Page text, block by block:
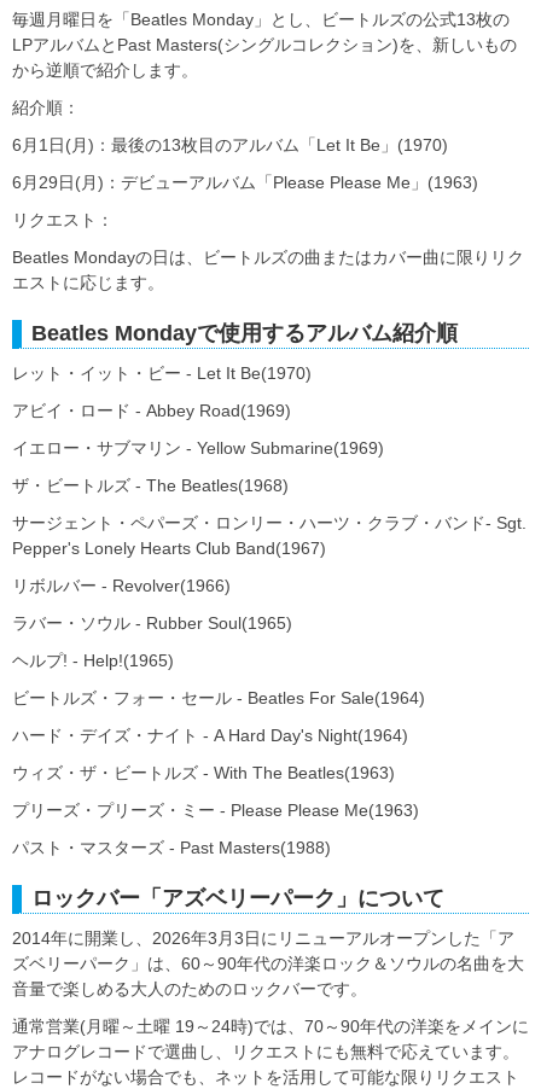
毎週月曜日を「Beatles Monday」とし、ビートルズの公式13枚の
LPアルバムとPast Masters(シングルコレクション)を、新しいもの
から逆順で紹介します。
紹介順：
6月1日(月)：最後の13枚目のアルバム「Let It Be」(1970)
6月29日(月)：デビューアルバム「Please Please Me」(1963)
リクエスト：
Beatles Mondayの日は、ビートルズの曲またはカバー曲に限りリク
エストに応じます。
Beatles Mondayで使用するアルバム紹介順
レット・イット・ビー - Let It Be(1970)
アビイ・ロード - Abbey Road(1969)
イエロー・サブマリン - Yellow Submarine(1969)
ザ・ビートルズ - The Beatles(1968)
サージェント・ペパーズ・ロンリー・ハーツ・クラブ・バンド- Sgt.
Pepper's Lonely Hearts Club Band(1967)
リボルバー - Revolver(1966)
ラバー・ソウル - Rubber Soul(1965)
ヘルプ! - Help!(1965)
ビートルズ・フォー・セール - Beatles For Sale(1964)
ハード・デイズ・ナイト - A Hard Day's Night(1964)
ウィズ・ザ・ビートルズ - With The Beatles(1963)
プリーズ・プリーズ・ミー - Please Please Me(1963)
パスト・マスターズ - Past Masters(1988)
ロックバー「アズベリーパーク」について
2014年に開業し、2026年3月3日にリニューアルオープンした「ア
ズベリーパーク」は、60～90年代の洋楽ロック＆ソウルの名曲を大
音量で楽しめる大人のためのロックバーです。
通常営業(月曜～土曜 19～24時)では、70～90年代の洋楽をメインに
アナログレコードで選曲し、リクエストにも無料で応えています。
レコードがない場合でも、ネットを活用して可能な限りリクエスト